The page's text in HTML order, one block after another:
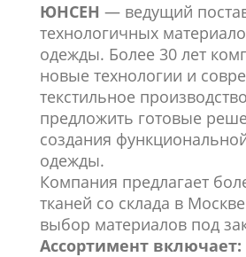
ЮНСЕН — ведущий
технологичных
одежды. Более 30 лет
новые технологии и
текстильное
предложить готовые
создания
одежды.
Компания предлагает
тканей со склада в
выбор материалов под
Ассортимент включает: